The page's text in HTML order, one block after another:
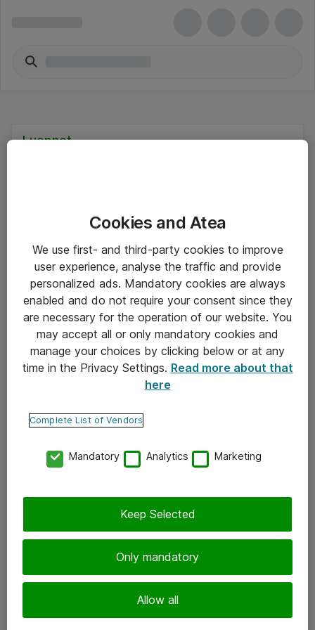
Luennot
Hinnat eivät sisällä arvonlisäveroa
eShop Info
Takuu- ja huolto-ohjeet
Yleiset toimitusehdot
Yhteystiedot
Ota yhteyttä
Cookies and Atea
We use first- and third-party cookies to improve
user experience, analyse the traffic and provide
personalized ads. Mandatory cookies are always
enabled and do not require your consent since they
are necessary for the operation of our website. You
may accept all or only mandatory cookies and
manage your choices by clicking below or at any
time in the Privacy Settings. Read more about that
here
Complete List of Vendors
Mandatory Analytics Marketing
Only mandatory
Allow all
Keep Selected